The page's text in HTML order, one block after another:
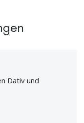
Dativ und